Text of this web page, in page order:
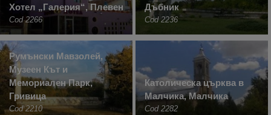
Хотел „Галерия“, Плевен
Cod 2266
Дъбник
Cod 2236
Румънски Мавзолей,
Музеен Кът и
Мемориален Парк,
Гривица
Cod 2210
Католическа църква в
Малчика, Малчика
Cod 2282